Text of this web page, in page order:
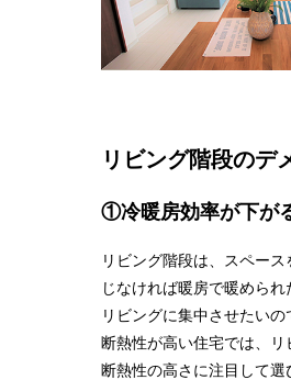
リビング階段のデ
①冷暖房効率が下が
リビング階段は、スペー
じなければ暖房で暖めら
リビングに集中させたい
断熱性が高い住宅では、
断熱性の高さに注目して選